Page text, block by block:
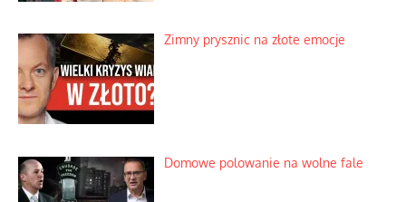
Zimny prysznic na złote emocje
Domowe polowanie na wolne fale